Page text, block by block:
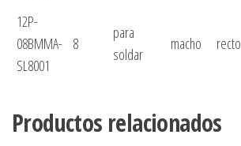
12P-
08BMMA-
SL8001
8
para
soldar
macho recto
Productos relacionados